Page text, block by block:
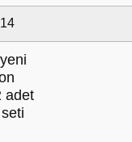
adet